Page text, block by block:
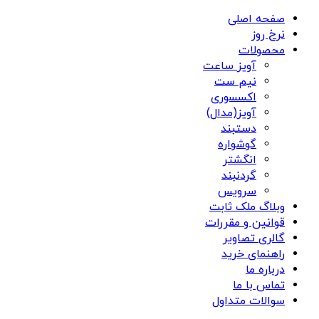
صفحه اصلی
نرخ روز
محصولات
آویز ساعت
نیم ست
اکسسوری
آویز(مدال)
دستبند
گوشواره
انگشتر
گردنبند
سرویس
وبلاگ ملک ثابت
قوانین و مقررات
گالری تصاویر
راهنمای خرید
درباره ما
تماس با ما
سوالات متداول